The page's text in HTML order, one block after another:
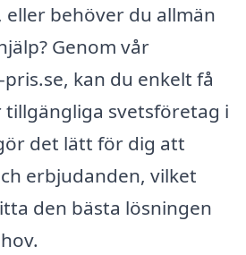
behöver du allmän
Genom vår
kan du enkelt få
tillgängliga svetsföretag i
det lätt för dig att
erbjudanden, vilket
den bästa lösningen